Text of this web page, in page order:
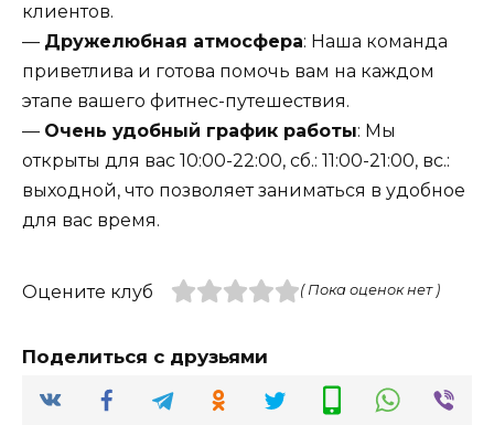
клиентов.
— Дружелюбная атмосфера: Наша команда
приветлива и готова помочь вам на каждом
этапе вашего фитнес-путешествия.
— Очень удобный график работы: Мы
открыты для вас 10:00-22:00, сб.: 11:00-21:00, вс.:
выходной, что позволяет заниматься в удобное
для вас время.
Оцените клуб ( Пока оценок нет )
Поделиться с друзьями